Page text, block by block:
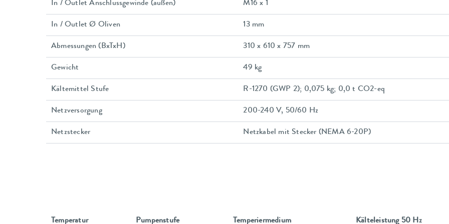
In / Outlet Anschlussgewinde (außen) M16 x 1
In / Outlet Ø Oliven 13 mm
Abmessungen (BxTxH) 310 x 610 x 757 mm
Gewicht 49 kg
Kältemittel Stufe R-1270 (GWP 2); 0,075 kg; 0,0 t CO2-eq
Netzversorgung 200-240 V, 50/60 Hz
Netzstecker Netzkabel mit Stecker (NEMA 6-20P)
Temperatur Pumpenstufe Temperiermedium Kälteleistung 50 Hz